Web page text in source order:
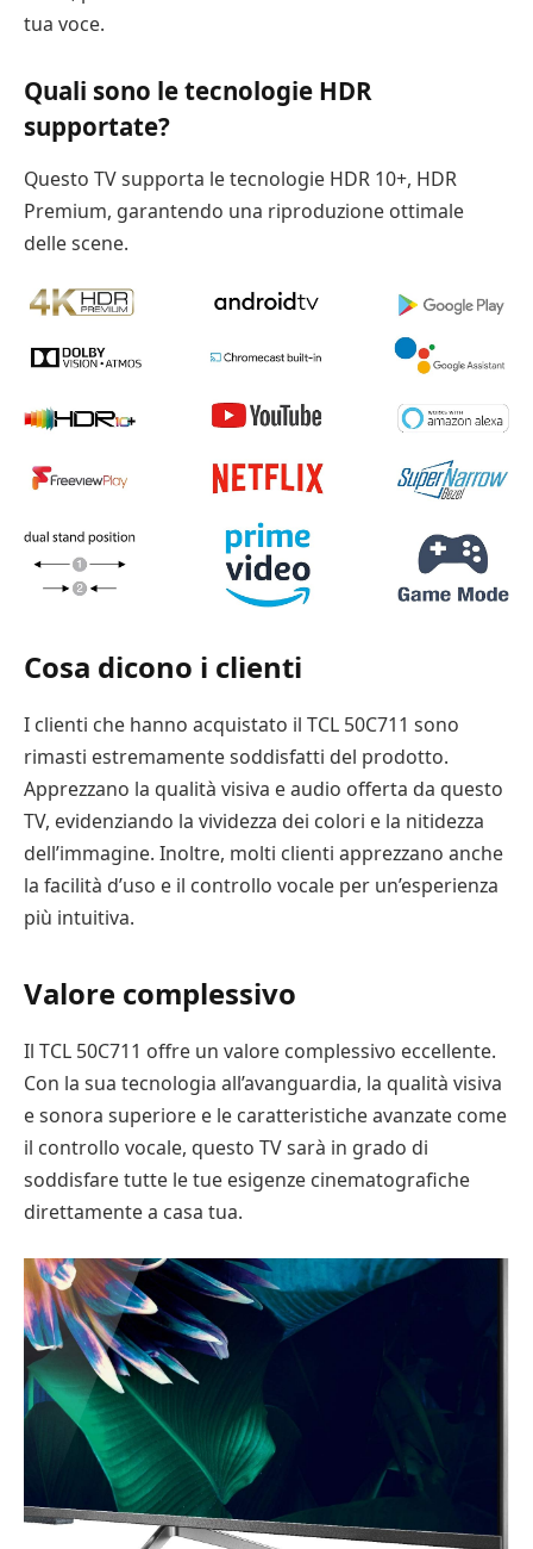
tua voce.
Quali sono le tecnologie HDR
supportate?
Questo TV supporta le tecnologie HDR 10+, HDR
Premium, garantendo una riproduzione ottimale
delle scene.
Cosa dicono i clienti
I clienti che hanno acquistato il TCL 50C711 sono
rimasti estremamente soddisfatti del prodotto.
Apprezzano la qualità visiva e audio offerta da questo
TV, evidenziando la vividezza dei colori e la nitidezza
dell’immagine. Inoltre, molti clienti apprezzano anche
la facilità d’uso e il controllo vocale per un’esperienza
più intuitiva.
Valore complessivo
Il TCL 50C711 offre un valore complessivo eccellente.
Con la sua tecnologia all’avanguardia, la qualità visiva
e sonora superiore e le caratteristiche avanzate come
il controllo vocale, questo TV sarà in grado di
soddisfare tutte le tue esigenze cinematografiche
direttamente a casa tua.